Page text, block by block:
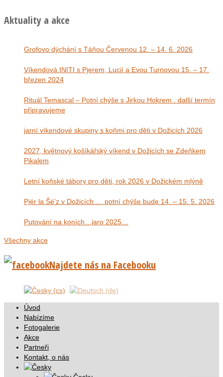
Aktuality a akce
Grofovo dýchání s Táňou Červenou 12. – 14. 6. 2026
Víkendová INITI s Pjerem, Lucií a Evou Turnovou 15. – 17.
březen 2024
Rituál Temascal – Potní chýše s Jirkou Hokrem . další termín
připravujeme
jarní víkendové skupiny s koňmi pro děti v Dožicích 2026
2027, květnový košíkářský víkend v Dožicích se Zdeňkem
Pikalem
Letní koňské tábory pro děti, rok 2026 v Dožickém mlýně
Pjér la Šé’z v Dožicích … potní chýše bude 14. – 15. 5. 2026
Putování na koních…jaro 2025…
Všechny akce
Najdete nás na Facebooku
Úvod
Nabízíme
Fotogalerie
Akce
Partneři
Kontakt, o nás